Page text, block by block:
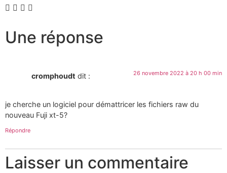
Une réponse
cromphoudt dit : 26 novembre 2022 à 20 h 00 min
je cherche un logiciel pour démattricer les fichiers raw du
nouveau Fuji xt-5?
Répondre
Laisser un commentaire